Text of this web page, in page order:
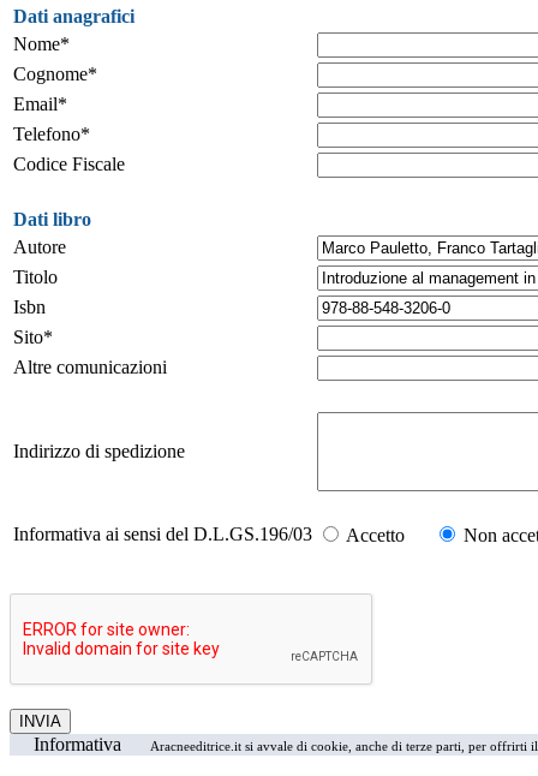
Dati anagrafici
Nome*
Cognome*
Email*
Telefono*
Codice Fiscale
Dati libro
Autore
Titolo
Isbn
Sito*
Altre comunicazioni
Indirizzo di spedizione
Informativa ai sensi del D.L.GS.196/03 Accetto Non
Informativa Aracneeditrice.it si avvale di cookie, anche di terze parti, per